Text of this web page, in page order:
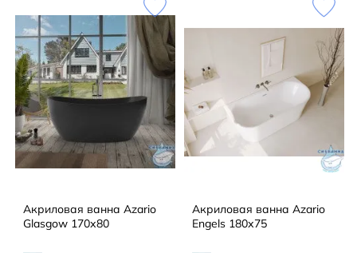
Акриловая ванна Azario
Glasgow 170х80
Акриловая ванна Azario
Engels 180х75